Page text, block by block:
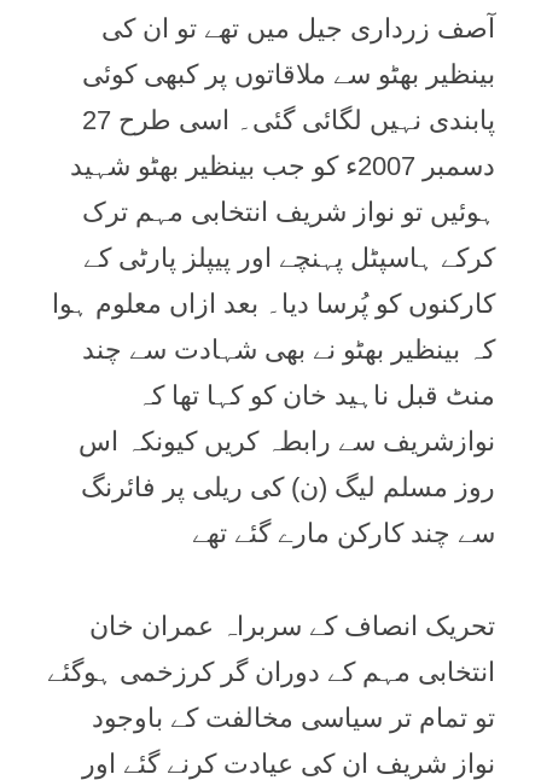
آصف زرداری جیل میں تھے تو ان کی
بینظیر بھٹو سے ملاقاتوں پر کبھی کوئی
پابندی نہیں لگائی گئی۔ اسی طرح 27
دسمبر 2007ء کو جب بینظیر بھٹو شہید
ہوئیں تو نواز شریف انتخابی مہم ترک
کرکے ہاسپٹل پہنچے اور پیپلز پارٹی کے
کارکنوں کو پُرسا دیا۔ بعد ازاں معلوم ہوا
کہ بینظیر بھٹو نے بھی شہادت سے چند
منٹ قبل ناہید خان کو کہا تھا کہ
نوازشریف سے رابطہ کریں کیونکہ اس
روز مسلم لیگ (ن) کی ریلی پر فائرنگ
سے چند کارکن مارے گئے تھے
تحریک انصاف کے سربراہ عمران خان
انتخابی مہم کے دوران گر کرزخمی ہوگئے
تو تمام تر سیاسی مخالفت کے باوجود
نواز شریف ان کی عیادت کرنے گئے اور